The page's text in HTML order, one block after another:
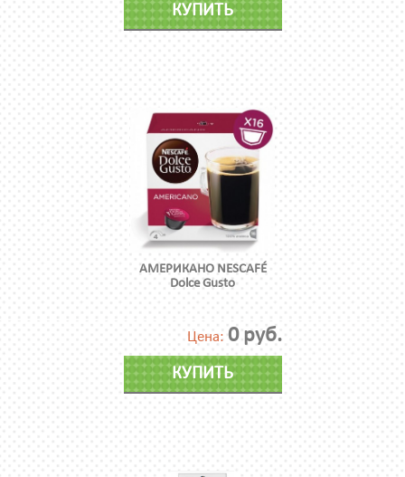
КУПИТЬ
АМЕРИКАНО NESCAFÉ
Dolce Gusto
Цена: 0 руб.
КУПИТЬ